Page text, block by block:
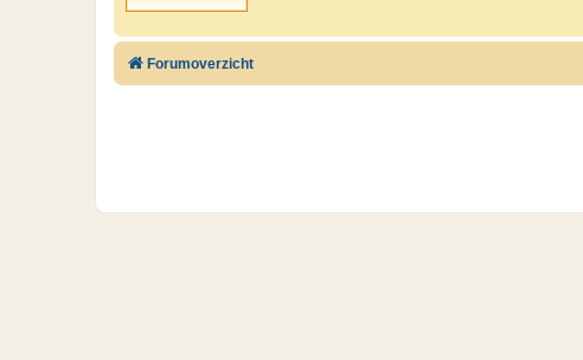
Forumoverzicht